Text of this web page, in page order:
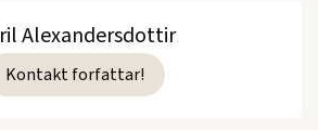
Alexandersdottir
Kontakt forfattar!